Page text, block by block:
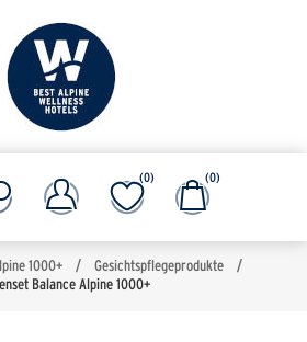
(0) (0)
1000+ / Gesichtspflegeprodukte
/
Balance Alpine 1000+